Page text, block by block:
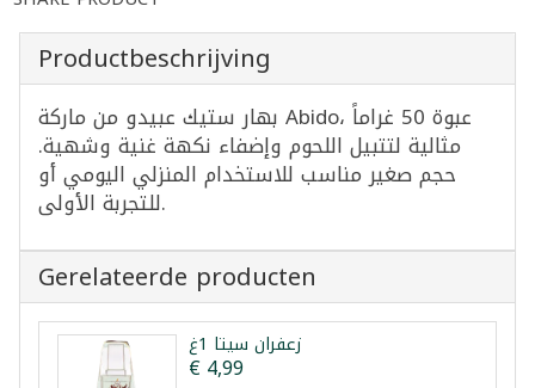
Productbeschrijving
بهار ستيك عبيدو من ماركة Abido، عبوة 50 غراماً
مثالية لتتبيل اللحوم وإضفاء نكهة غنية وشهية.
حجم صغير مناسب للاستخدام المنزلي اليومي أو
للتجربة الأولى.
Gerelateerde producten
زعفران سيتا 1غ
€ 4,99